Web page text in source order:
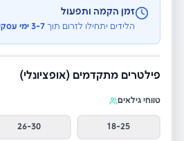
זמן הקמה ותפעול
הלידים יתחילו לזרום תוך 3-7 ימי עסקים
פילטרים מתקדמים (אופציונלי)
טווחי גילאים
18-25
26-30